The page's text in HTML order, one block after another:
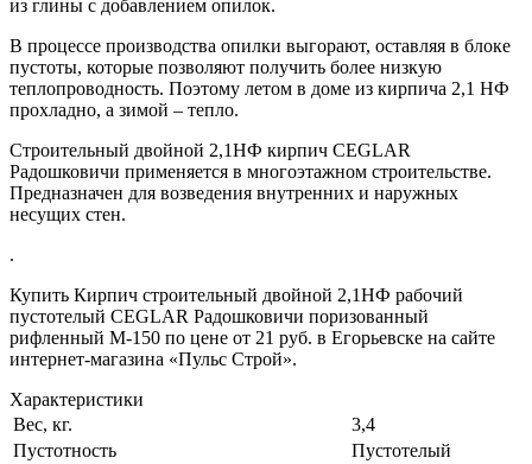
из глины с добавлением опилок.
В процессе производства опилки выгорают, оставляя в блоке
пустоты, которые позволяют получить более низкую
теплопроводность. Поэтому летом в доме из кирпича 2,1 НФ
прохладно, а зимой – тепло.
Строительный двойной 2,1НФ кирпич CEGLAR
Радошковичи применяется в многоэтажном строительстве.
Предназначен для возведения внутренних и наружных
несущих стен.
.
Купить Кирпич строительный двойной 2,1НФ рабочий
пустотелый CEGLAR Радошковичи поризованный
рифленный М-150 по цене от 21 руб. в Егорьевске на сайте
интернет-магазина «Пульс Строй».
Характеристики
Вес, кг.
3,4
Пустотность
Пустотелый